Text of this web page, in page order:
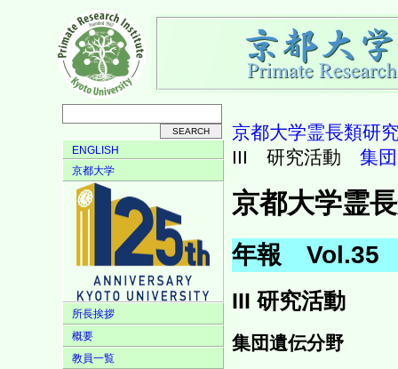
ENGLISH
京都大学
所長挨拶
概要
教員一覧
京都大学霊長類研
III 研究活動 集
京都大学霊
年報 Vol.35
III 研究活動
集団遺伝分野